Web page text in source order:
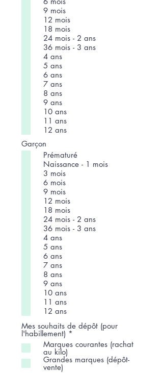
9 mois
12 mois
18 mois
24 mois - 2 ans
36 mois - 3 ans
4 ans
5 ans
6 ans
7 ans
8 ans
9 ans
10 ans
11 ans
12 ans
Garçon
Prématuré
Naissance - 1 mois
3 mois
6 mois
9 mois
12 mois
18 mois
24 mois - 2 ans
36 mois - 3 ans
4 ans
5 ans
6 ans
7 ans
8 ans
9 ans
10 ans
11 ans
12 ans
Mes souhaits de dépôt (pour
l'habillement) *
l
g
Marques courantes (rachat
au kilo)
Grandes marques (dépôt-
vente)